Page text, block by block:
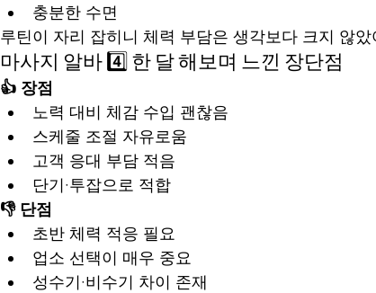
충분한 수면
루틴이 자리 잡히니 체력 부담은 생각보다 크지 않았
마사지 알바 4️⃣ 한 달 해보며 느낀 장단점
👍 장점
노력 대비 체감 수입 괜찮음
스케줄 조절 자유로움
고객 응대 부담 적음
단기·투잡으로 적합
👎 단점
초반 체력 적응 필요
업소 선택이 매우 중요
성수기·비수기 차이 존재